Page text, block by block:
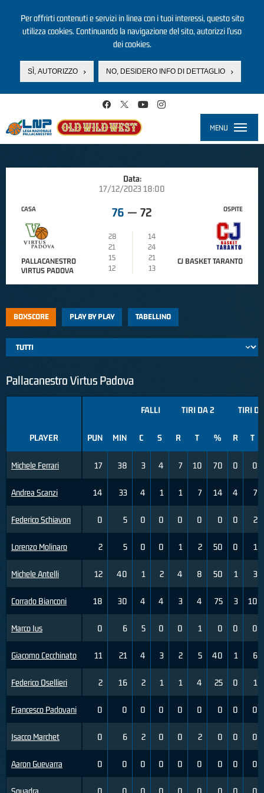
Per offrirti contenuti e servizi in linea con i tuoi interessi, questo sito
utilizza cookies. Continuando la navigazione del sito, autorizzi l’uso
dei cookies.
SÌ, AUTORIZZO NO, DESIDERO INFO DI DETTAGLIO
MENU
Data:
17/12/2023 18:00
CASA
PALLACANESTRO
VIRTUS PADOVA
76 — 72
28
14
21
24
15
21
12
13
OSPITE
CJ BASKET TARANTO
BOXSCORE PLAY BY PLAY TABELLINO
Pallacanestro Virtus Padova
PLAYER
Michele Ferrari
Andrea Scanzi
Federico Schiavon
Lorenzo Molinaro
Michele Antelli
Corrado Bianconi
Marco Ius
Giacomo Cecchinato
Federico Osellieri
Francesco Padovani
Isacco Marchet
Aaron Guevarra
FALLI TIRI DA 2 TIRI
PUN MIN C S R T % R T
17 38 3 4 7 10 70 0 0
14 33 4 1 1 7 14 4 7
0 5 0 0 0 0 0 0 2
2 5 0 0 1 2 50 0 1
12 40 1 2 4 8 50 1 3
18 30 4 4 3 4 75 3 10
0 6 5 0 0 1 0 0 0
11 21 4 3 2 5 40 1 6
2 16 2 1 1 4 25 0 1
0 0 0 0 0 0 0 0 0
0 6 2 0 0 2 0 0 0
0 0 0 0 0 0 0 0 0